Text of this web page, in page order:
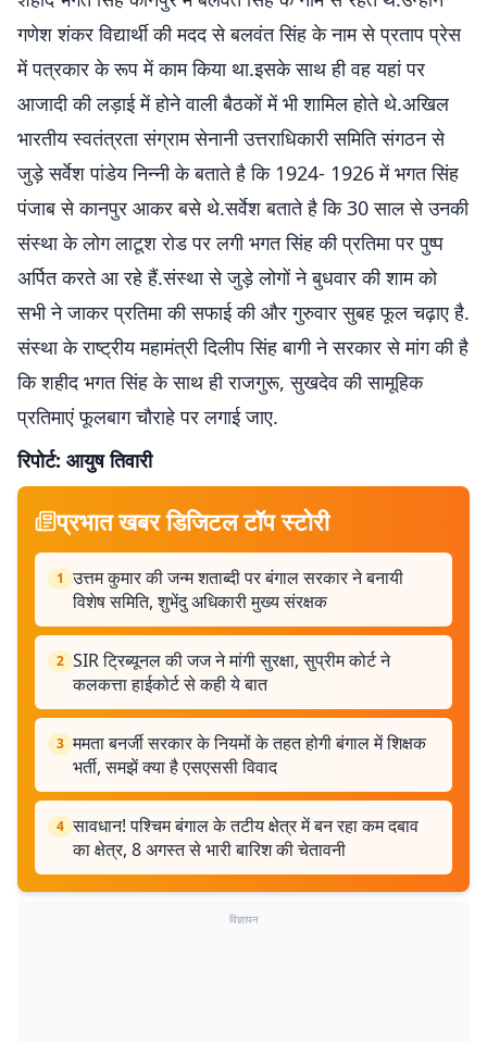
गणेश शंकर विद्यार्थी की मदद से बलवंत सिंह के नाम से प्रताप प्रेस
में पत्रकार के रूप में काम किया था.इसके साथ ही वह यहां पर
आजादी की लड़ाई में होने वाली बैठकों में भी शामिल होते थे.अखिल
भारतीय स्वतंत्रता संग्राम सेनानी उत्तराधिकारी समिति संगठन से
जुड़े सर्वेश पांडेय निन्नी के बताते है कि 1924- 1926 में भगत सिंह
पंजाब से कानपुर आकर बसे थे.सर्वेश बताते है कि 30 साल से उनकी
संस्था के लोग लाटूश रोड पर लगी भगत सिंह की प्रतिमा पर पुष्प
अर्पित करते आ रहे हैं.संस्था से जुड़े लोगों ने बुधवार की शाम को
सभी ने जाकर प्रतिमा की सफाई की और गुरुवार सुबह फूल चढ़ाए है.
संस्था के राष्ट्रीय महामंत्री दिलीप सिंह बागी ने सरकार से मांग की है
कि शहीद भगत सिंह के साथ ही राजगुरू, सुखदेव की सामूहिक
प्रतिमाएं फूलबाग चौराहे पर लगाई जाए.
रिपोर्ट: आयुष तिवारी
प्रभात खबर डिजिटल टॉप स्टोरी
1 उत्तम कुमार की जन्म शताब्दी पर बंगाल सरकार ने बनायी
विशेष समिति, शुभेंदु अधिकारी मुख्य संरक्षक
2 SIR ट्रिब्यूनल की जज ने मांगी सुरक्षा, सुप्रीम कोर्ट ने
कलकत्ता हाईकोर्ट से कही ये बात
3 ममता बनर्जी सरकार के नियमों के तहत होगी बंगाल में शिक्षक
भर्ती, समझें क्या है एसएससी विवाद
4 सावधान! पश्चिम बंगाल के तटीय क्षेत्र में बन रहा कम दबाव
का क्षेत्र, 8 अगस्त से भारी बारिश की चेतावनी
विज्ञापन